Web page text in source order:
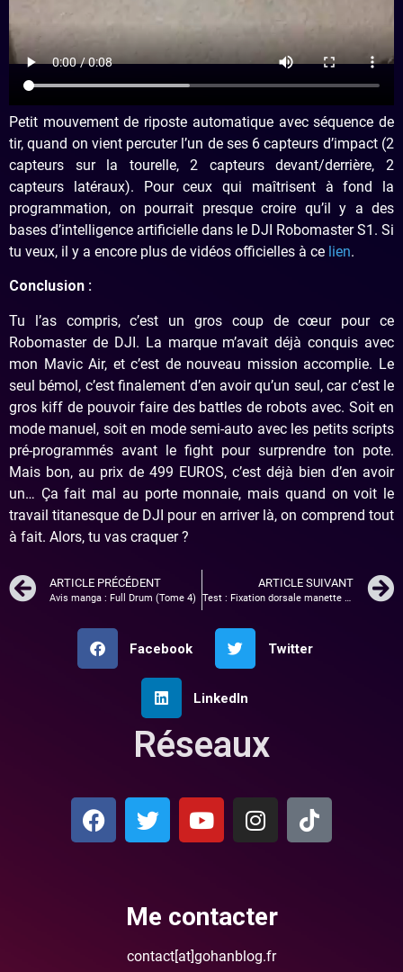
Petit mouvement de riposte automatique avec séquence de
tir, quand on vient percuter l’un de ses 6 capteurs d’impact (2
capteurs sur la tourelle, 2 capteurs devant/derrière, 2
capteurs latéraux). Pour ceux qui maîtrisent à fond la
programmation, on pourrait presque croire qu’il y a des
bases d’intelligence artificielle dans le DJI Robomaster S1. Si
tu veux, il y a encore plus de vidéos officielles à ce lien.
Conclusion :
Tu l’as compris, c’est un gros coup de cœur pour ce
Robomaster de DJI. La marque m’avait déjà conquis avec
mon Mavic Air, et c’est de nouveau mission accomplie. Le
seul bémol, c’est finalement d’en avoir qu’un seul, car c’est le
gros kiff de pouvoir faire des battles de robots avec. Soit en
mode manuel, soit en mode semi-auto avec les petits scripts
pré-programmés avant le fight pour surprendre ton pote.
Mais bon, au prix de 499 EUROS, c’est déjà bien d’en avoir
un… Ça fait mal au porte monnaie, mais quand on voit le
travail titanesque de DJI pour en arriver là, on comprend tout
à fait. Alors, tu vas craquer ?
ARTICLE PRÉCÉDENT
Avis manga : Full Drum (Tome 4)
ARTICLE SUIVANT
Test : Fixation dorsale manette PS4
Facebook Twitter
LinkedIn
Réseaux
Me contacter
contact[at]gohanblog.fr